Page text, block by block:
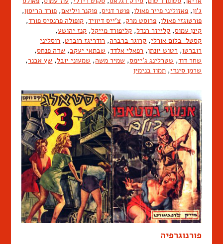
ג'ון, פאזוליני פייר פאולו, פוטר דניס, פוקנר ויליאם, פורד הריסון,
פורטוגזי פאולו, פרוסט מרק, צ'ייס דיוויד, קופולה פרנסיס פורד,
קינן עמוס, קלייזר רנדל, קליפורד מייקל, קנז יהושע,
קסטל-בלום אורלי, קרוגר ברברה, רודריגז רוברט, רוסליני
רוברטו, רטוש יונתן, רפאלי אלדד, שבתאי יעקב, שדה פנחס,
שחר דוד, שטרלינג ג'יימס, שמיר משה, שמעוני יובל, שץ אבנר,
שרמן סינדי, תמוז בנימין
פורנוגרפיה